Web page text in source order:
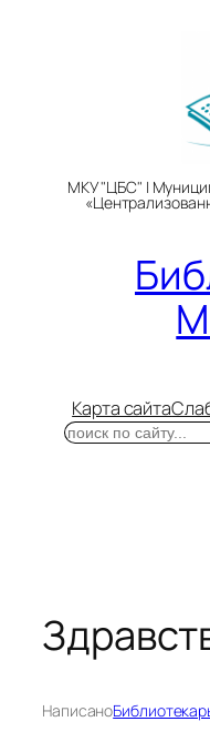
МКУ "ЦБС" |
Карта сайта
Поиск
Написано